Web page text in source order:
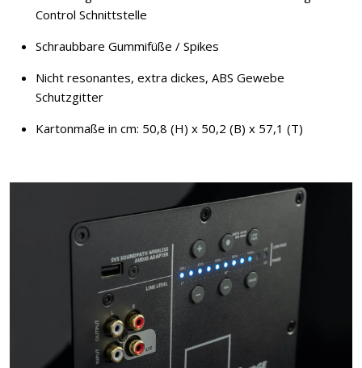
Control Schnittstelle
Schraubbare Gummifüße / Spikes
Nicht resonantes, extra dickes, ABS Gewebe
Schutzgitter
Kartonmaße in cm: 50,8 (H) x 50,2 (B) x 57,1 (T)